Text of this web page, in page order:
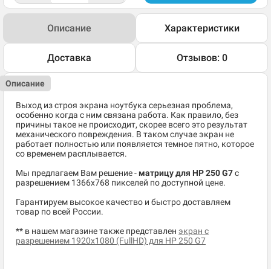
Описание Характеристики
Доставка Отзывов: 0
Описание
Выход из строя экрана ноутбука серьезная проблема,
особенно когда с ним связана работа. Как правило, без
причины такое не происходит, скорее всего это результат
механического повреждения. В таком случае экран не
работает полностью или появляется темное пятно, которое
со временем расплывается.
Мы предлагаем Вам решение - матрицу для HP 250 G7c
разрешением 1366x768 пикселей по доступной цене.
Гарантируем высокое качество и быстро доставляем
товар по всей России.
** в нашем магазине также представлен экран с
разрешением 1920x1080 (FullHD) для HP 250 G7